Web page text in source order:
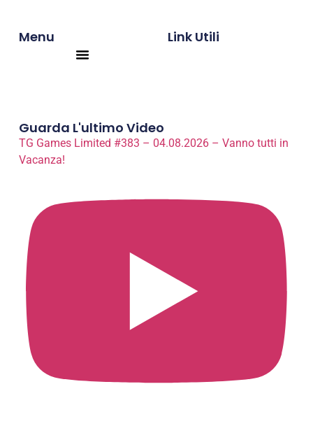
Menu Link Utili
Guarda L'ultimo Video
TG Games Limited #383 – 04.08.2026 – Vanno tutti in
Vacanza!